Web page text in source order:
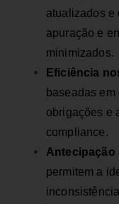
atualizados e
apuração e
minimizados.
Eficiência
baseadas
obrigações e
compliance.
Antecipação
permitem a